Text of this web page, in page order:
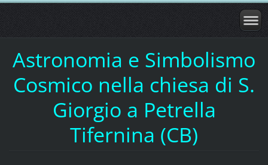
Astronomia e Simbolismo
Cosmico nella chiesa di S.
Giorgio a Petrella
Tifernina (CB)